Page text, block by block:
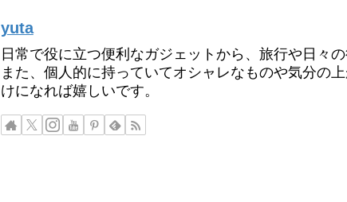
yuta
日常で役に立つ便利なガジェットから、旅行や日々
また、個人的に持っていてオシャレなものや気分の
けになれば嬉しいです。